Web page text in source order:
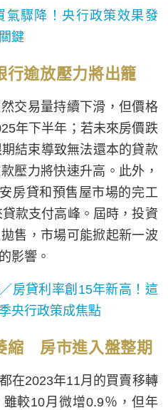
氣驟降！央行政策效果發
鍵
行逾放壓力將出籠
交易量持續下滑，但價格
年下半年；若未來房價跌
結束導致無法還本的貸款
壓力將快速升高。此外，
房貸和預售屋市場的完工
款支付高峰。屆時，投資
售，市場可能掀起新一波
影響。
房貸利率創15年新高！這
央行政策成焦點
縮 房市進入盤整期
在2023年11月的買賣移轉
較10月微增0.9％，但年